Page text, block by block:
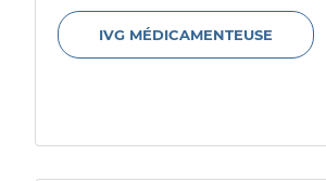
IVG MÉDICAMENTEUSE